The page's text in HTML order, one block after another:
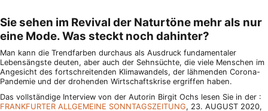
Sie sehen im Revival der Naturtöne mehr als nur
eine Mode. Was steckt noch dahinter?
Man kann die Trendfarben durchaus als Ausdruck fundamentaler
Lebensängste deuten, aber auch der Sehnsüchte, die viele Menschen im
Angesicht des fortschreitenden Klimawandels, der lähmenden Corona-
Pandemie und der drohenden Wirtschaftskrise ergriffen haben.
Das vollständige Interview von der Autorin Birgit Ochs lesen Sie in der :
FRANKFURTER ALLGEMEINE SONNTAGSZEITUNG, 23. AUGUST 2020,